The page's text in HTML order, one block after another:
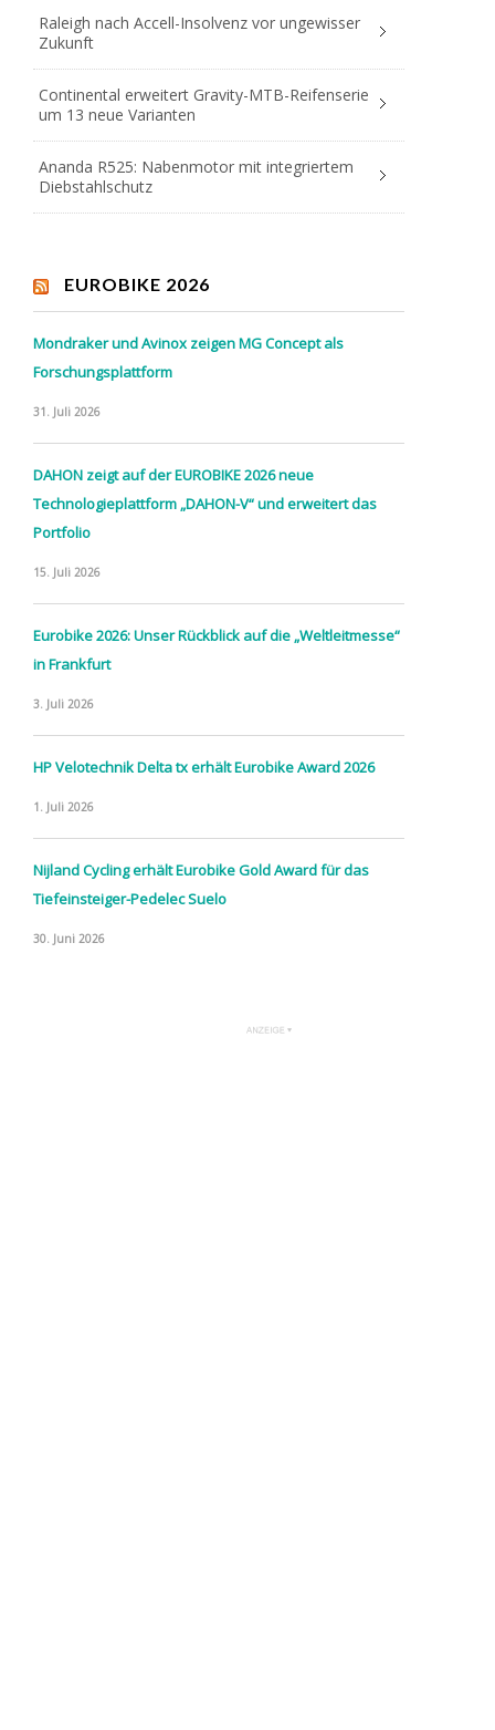
Raleigh nach Accell-Insolvenz vor ungewisser
Zukunft
Continental erweitert Gravity-MTB-Reifenserie
um 13 neue Varianten
Ananda R525: Nabenmotor mit integriertem
Diebstahlschutz
EUROBIKE 2026
Mondraker und Avinox zeigen MG Concept als
Forschungsplattform
31. Juli 2026
DAHON zeigt auf der EUROBIKE 2026 neue
Technologieplattform „DAHON-V“ und erweitert das
Portfolio
15. Juli 2026
Eurobike 2026: Unser Rückblick auf die „Weltleitmesse“
in Frankfurt
3. Juli 2026
HP Velotechnik Delta tx erhält Eurobike Award 2026
1. Juli 2026
Nijland Cycling erhält Eurobike Gold Award für das
Tiefeinsteiger-Pedelec Suelo
30. Juni 2026